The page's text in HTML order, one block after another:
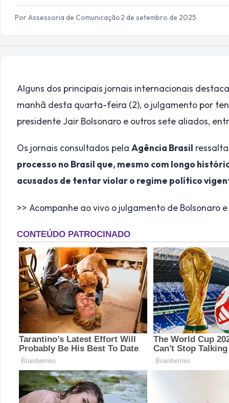
Por Assessoria de Comunicação·2 de setembro de 2025
Alguns dos principais jornais internacionais
manhã desta quarta-feira (2), o julgamento por
presidente Jair Bolsonaro e outros sete aliados,
Os jornais consultados pela Agência Brasil
processo no Brasil que, mesmo com longo
acusados de tentar violar o regime político
>> Acompanhe ao vivo o julgamento de Bolsonaro